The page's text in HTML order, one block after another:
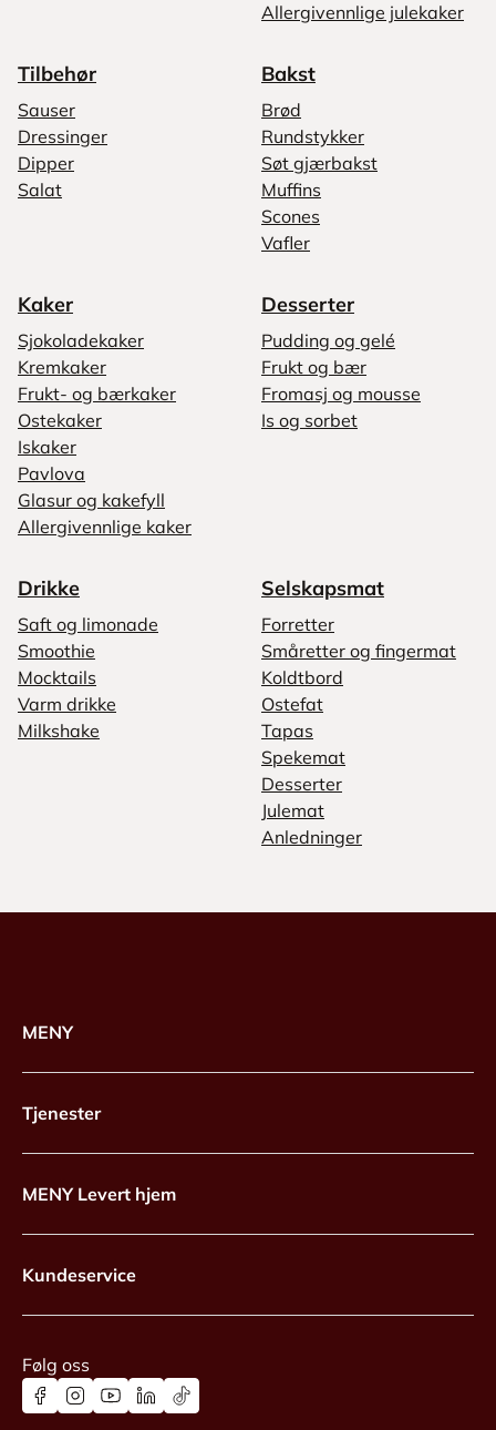
Allergivennlige julekaker
Tilbehør
Sauser
Dressinger
Dipper
Salat
Bakst
Brød
Rundstykker
Søt gjærbakst
Muffins
Scones
Vafler
Kaker
Sjokoladekaker
Kremkaker
Frukt- og bærkaker
Ostekaker
Iskaker
Pavlova
Glasur og kakefyll
Allergivennlige kaker
Desserter
Pudding og gelé
Frukt og bær
Fromasj og mousse
Is og sorbet
Drikke
Saft og limonade
Smoothie
Mocktails
Varm drikke
Milkshake
Selskapsmat
Forretter
Småretter og fingermat
Koldtbord
Ostefat
Tapas
Spekemat
Desserter
Julemat
Anledninger
MENY
Tjenester
MENY Levert hjem
Kundeservice
Følg oss